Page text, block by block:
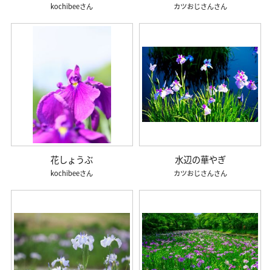
kochibee カツおじさん
花しょうぶ
kochibee
水辺の華やぎ
カツおじさん